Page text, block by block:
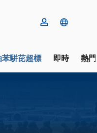
駢芘超標 即時 熱